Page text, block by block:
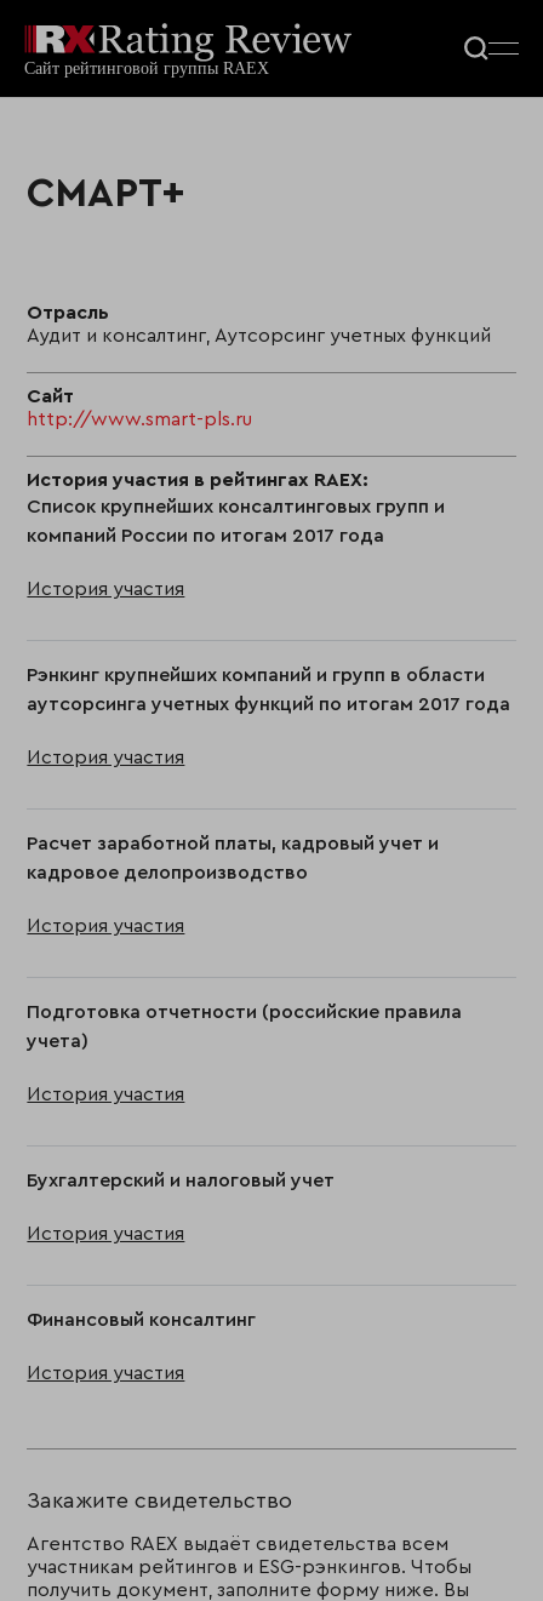
СМАРТ+
Отрасль
Аудит и консалтинг, Аутсорсинг учетных функций
Сайт
http://www.smart-pls.ru
История участия в рейтингах RAEX:
Список крупнейших консалтинговых групп и
компаний России по итогам 2017 года
История участия
Рэнкинг крупнейших компаний и групп в области
аутсорсинга учетных функций по итогам 2017 года
История участия
Расчет заработной платы, кадровый учет и
кадровое делопроизводство
История участия
Подготовка отчетности (российские правила
учета)
История участия
Бухгалтерский и налоговый учет
История участия
Финансовый консалтинг
История участия
Закажите свидетельство
Агентство RAEX выдаёт свидетельства всем
участникам рейтингов и ESG-рэнкингов. Чтобы
получить документ, заполните форму ниже. Вы